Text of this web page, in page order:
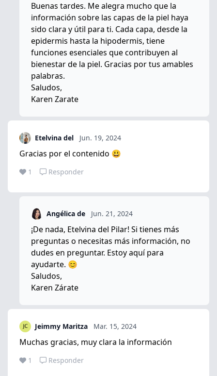
Buenas tardes. Me alegra mucho que la
información sobre las capas de la piel haya
sido clara y útil para ti. Cada capa, desde la
epidermis hasta la hipodermis, tiene
funciones esenciales que contribuyen al
bienestar de la piel. Gracias por tus amables
palabras.
Saludos,
Karen Zarate
Etelvina del Jun. 19, 2024
Gracias por el contenido 😃
1 Responder
Angélica de Jun. 21, 2024
¡De nada, Etelvina del Pilar! Si tienes más
preguntas o necesitas más información, no
dudes en preguntar. Estoy aquí para
ayudarte. 😊
Saludos,
Karen Zárate
Jeimmy Maritza Mar. 15, 2024
Muchas gracias, muy clara la información
1 Responder